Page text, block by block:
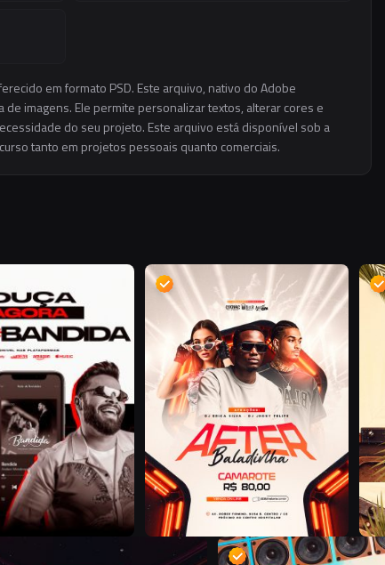
em formato PSD. Este arquivo, nativo do Adobe
de imagens. Ele permite personalizar textos, alterar cores e
do seu projeto. Este arquivo está disponível sob a
tanto em projetos pessoais quanto comerciais.
D
D